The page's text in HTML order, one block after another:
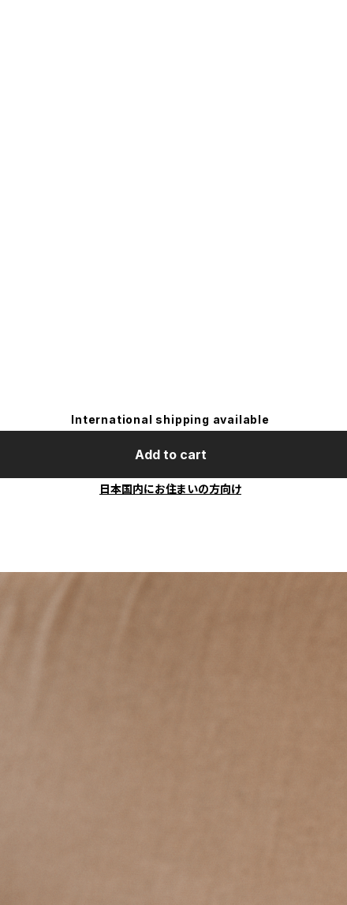
International shipping available
Add to cart
日本国内にお住まいの方向け